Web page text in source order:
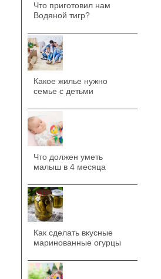
Что приготовил нам
Водяной тигр?
Какое жилье нужно
семье с детьми
Что должен уметь
малыш в 4 месяца
Как сделать вкусные
маринованные огурцы